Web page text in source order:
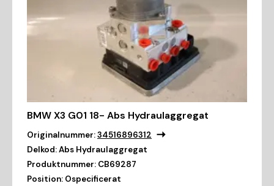
BMW X3 G01 18- Abs Hydraulaggregat
Originalnummer:34516896312
Delkod:Abs Hydraulaggregat
Produktnummer: CB69287
Position: Ospecificerat